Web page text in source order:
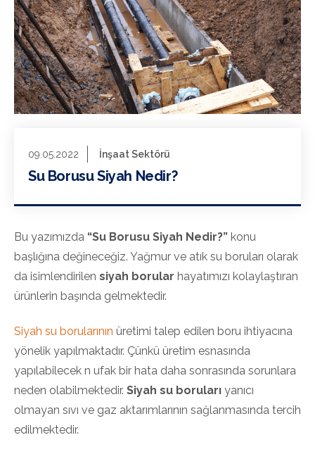
09.05.2022 İnşaat Sektörü
Su Borusu Siyah Nedir?
Bu yazımızda “Su Borusu Siyah Nedir?” konu
başlığına değineceğiz. Yağmur ve atık su boruları olarak
da isimlendirilen siyah borular hayatımızı kolaylaştıran
ürünlerin başında gelmektedir.
Siyah su borularının üretimi talep edilen boru ihtiyacına
yönelik yapılmaktadır. Çünkü üretim esnasında
yapılabilecek n ufak bir hata daha sonrasında sorunlara
neden olabilmektedir. Siyah su boruları yanıcı
olmayan sıvı ve gaz aktarımlarının sağlanmasında tercih
edilmektedir.